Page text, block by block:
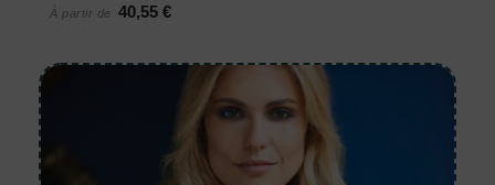
À partir de
40,55 €